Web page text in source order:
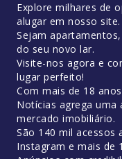
Explore milhares de
alugar em nosso site.
Sejam
do seu novo lar.
Visite-nos agora e
lugar perfeito!
Com mais de 18
Notícias agrega
mercado imobiliário.
São 140 mil acessos
Instagram e mais de